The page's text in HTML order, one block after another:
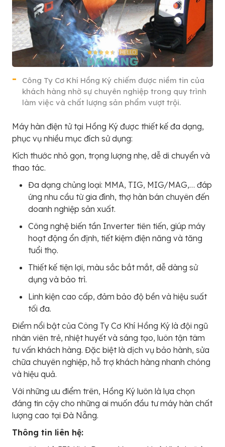
Công Ty Cơ Khí Hồng Ký chiếm được niềm tin của
khách hàng nhờ sự chuyên nghiệp trong quy trình
làm việc và chất lượng sản phẩm vượt trội.
Máy hàn điện tử tại Hồng Ký được thiết kế đa dạng,
phục vụ nhiều mục đích sử dụng:
Kích thước nhỏ gọn, trọng lượng nhẹ, dễ di chuyển và
thao tác.
Đa dạng chủng loại: MMA, TIG, MIG/MAG,… đáp
ứng nhu cầu từ gia đình, thợ hàn bán chuyên đến
doanh nghiệp sản xuất.
Công nghệ biến tần Inverter tiên tiến, giúp máy
hoạt động ổn định, tiết kiệm điện năng và tăng
tuổi thọ.
Thiết kế tiện lợi, màu sắc bắt mắt, dễ dàng sử
dụng và bảo trì.
Linh kiện cao cấp, đảm bảo độ bền và hiệu suất
tối đa.
Điểm nổi bật của Công Ty Cơ Khí Hồng Ký là đội ngũ
nhân viên trẻ, nhiệt huyết và sáng tạo, luôn tận tâm
tư vấn khách hàng. Đặc biệt là dịch vụ bảo hành, sửa
chữa chuyên nghiệp, hỗ trợ khách hàng nhanh chóng
và hiệu quả.
Với những ưu điểm trên, Hồng Ký luôn là lựa chọn
đáng tin cậy cho những ai muốn đầu tư máy hàn chất
lượng cao tại Đà Nẵng.
Thông tin liên hệ: